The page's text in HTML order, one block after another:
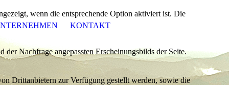
KONTAKT
wenn die entsprechende Option aktiviert ist. Die
Nachfrage angepassten Erscheinungsbilds der Seite.
Drittanbietern zur Verfügung gestellt werden, sowie die